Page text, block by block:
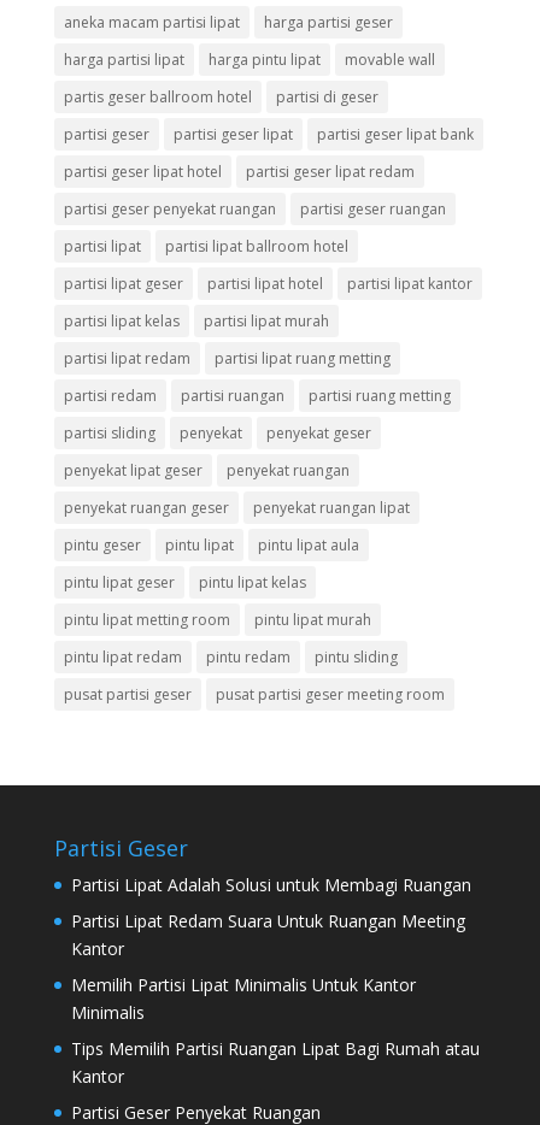
aneka macam partisi lipat
harga partisi geser
harga partisi lipat
harga pintu lipat
movable wall
partis geser ballroom hotel
partisi di geser
partisi geser
partisi geser lipat
partisi geser lipat bank
partisi geser lipat hotel
partisi geser lipat redam
partisi geser penyekat ruangan
partisi geser ruangan
partisi lipat
partisi lipat ballroom hotel
partisi lipat geser
partisi lipat hotel
partisi lipat kantor
partisi lipat kelas
partisi lipat murah
partisi lipat redam
partisi lipat ruang metting
partisi redam
partisi ruangan
partisi ruang metting
partisi sliding
penyekat
penyekat geser
penyekat lipat geser
penyekat ruangan
penyekat ruangan geser
penyekat ruangan lipat
pintu geser
pintu lipat
pintu lipat aula
pintu lipat geser
pintu lipat kelas
pintu lipat metting room
pintu lipat murah
pintu lipat redam
pintu redam
pintu sliding
pusat partisi geser
pusat partisi geser meeting room
Partisi Geser
Partisi Lipat Adalah Solusi untuk Membagi Ruangan
Partisi Lipat Redam Suara Untuk Ruangan Meeting
Kantor
Memilih Partisi Lipat Minimalis Untuk Kantor
Minimalis
Tips Memilih Partisi Ruangan Lipat Bagi Rumah atau
Kantor
Partisi Geser Penyekat Ruangan